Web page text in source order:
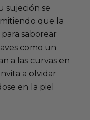
sujeción se
que la
saborear
como un
a las curvas en
a olvidar
en la piel